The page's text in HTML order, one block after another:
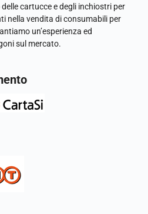
cartucce e degli inchiostri per
nella vendita di consumabili per
un’esperienza ed
sul mercato.